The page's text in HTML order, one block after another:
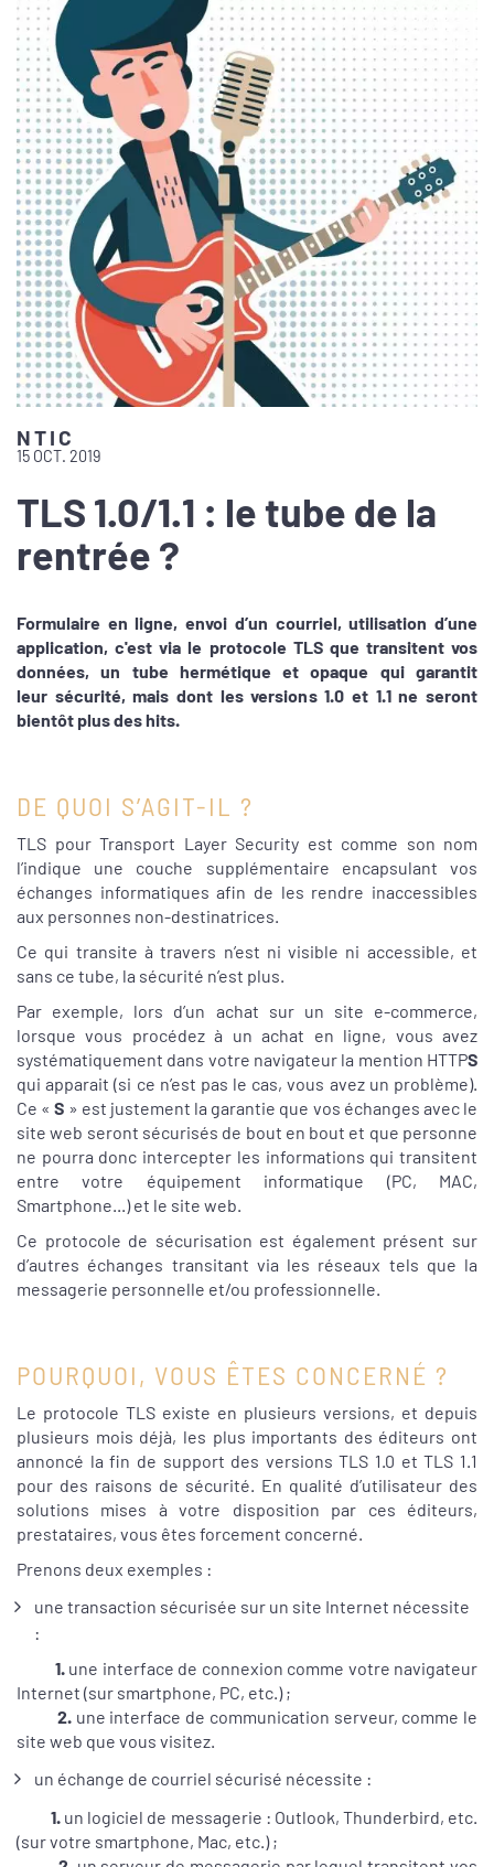
NTIC
15 OCT. 2019
TLS 1.0/1.1 : le tube de la
rentrée ?
Formulaire en ligne, envoi d’un courriel, utilisation d’une
application, c'est via le protocole TLS que transitent vos
données, un tube hermétique et opaque qui garantit
leur sécurité, mais dont les versions 1.0 et 1.1 ne seront
bientôt plus des hits.
DE QUOI S’AGIT-IL ?
TLS pour Transport Layer Security est comme son nom
l’indique une couche supplémentaire encapsulant vos
échanges informatiques afin de les rendre inaccessibles
aux personnes non-destinatrices.
Ce qui transite à travers n’est ni visible ni accessible, et
sans ce tube, la sécurité n’est plus.
Par exemple, lors d’un achat sur un site e-commerce,
lorsque vous procédez à un achat en ligne, vous avez
systématiquement dans votre navigateur la mention HTTPS
qui apparait (si ce n’est pas le cas, vous avez un problème).
Ce « S » est justement la garantie que vos échanges avec le
site web seront sécurisés de bout en bout et que personne
ne pourra donc intercepter les informations qui transitent
entre votre équipement informatique (PC, MAC,
Smartphone...) et le site web.
Ce protocole de sécurisation est également présent sur
d’autres échanges transitant via les réseaux tels que la
messagerie personnelle et/ou professionnelle.
POURQUOI, VOUS ÊTES CONCERNÉ ?
Le protocole TLS existe en plusieurs versions, et depuis
plusieurs mois déjà, les plus importants des éditeurs ont
annoncé la fin de support des versions TLS 1.0 et TLS 1.1
pour des raisons de sécurité. En qualité d’utilisateur des
solutions mises à votre disposition par ces éditeurs,
prestataires, vous êtes forcement concerné.
Prenons deux exemples :
une transaction sécurisée sur un site Internet nécessite
:
1.une interface de connexion comme votre navigateur
Internet (sur smartphone, PC, etc.) ;
2. une interface de communication serveur, comme le
site web que vous visitez.
un échange de courriel sécurisé nécessite :
1. un logiciel de messagerie : Outlook, Thunderbird, etc.
(sur votre smartphone, Mac, etc.) ;